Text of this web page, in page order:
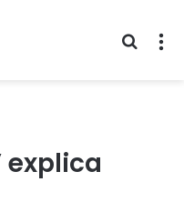
explica